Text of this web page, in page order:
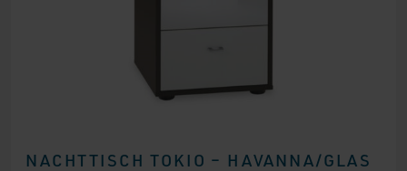
NACHTTISCH TOKIO – HAVANNA/GLAS